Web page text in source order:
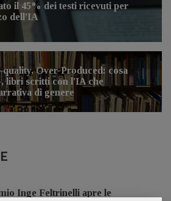
il 45% dei testi ricevuti per
dell’IA
Over-Produced: cosa
libri scritti con l'IA che
di genere
Inge Feltrinelli apre le